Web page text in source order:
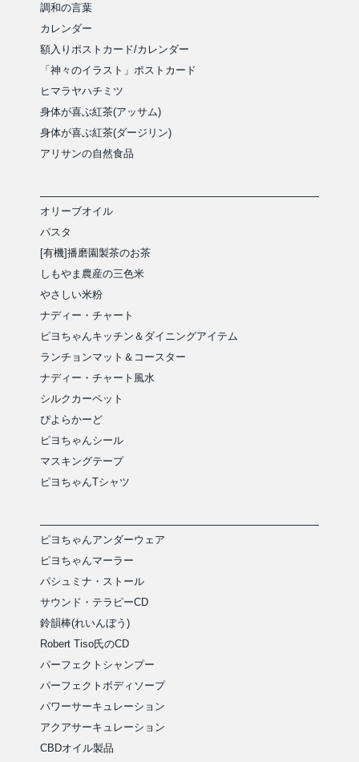
調和の言葉
カレンダー
額入りポストカード/カレンダー
「神々のイラスト」ポストカード
ヒマラヤハチミツ
身体が喜ぶ紅茶(アッサム)
身体が喜ぶ紅茶(ダージリン)
アリサンの自然食品
オリーブオイル
パスタ
[有機]播磨園製茶のお茶
しもやま農産の三色米
やさしい米粉
ナディー・チャート
ピヨちゃんキッチン＆ダイニングアイテム
ランチョンマット＆コースター
ナディー・チャート風水
シルクカーペット
ぴよらかーど
ピヨちゃんシール
マスキングテープ
ピヨちゃんTシャツ
ピヨちゃんアンダーウェア
ピヨちゃんマーラー
パシュミナ・ストール
サウンド・テラピーCD
鈴韻棒(れいんぼう)
Robert Tiso氏のCD
パーフェクトシャンプー
パーフェクトボディソープ
パワーサーキュレーション
アクアサーキュレーション
CBDオイル製品